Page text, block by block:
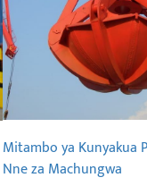
Mitambo ya Kunyakua
Nne za Machungwa